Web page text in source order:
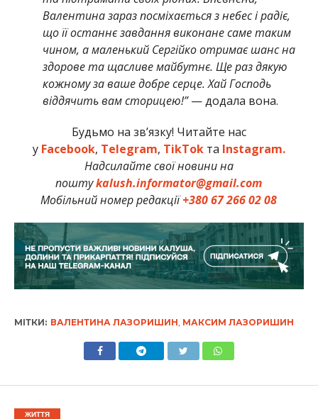
Валентина зараз посміхається з небес і радіє,
що її останнє завдання виконане саме таким
чином, а маленький Сергійко отримає шанс на
здорове та щасливе майбутнє. Ще раз дякую
кожному за ваше добре серце. Хай Господь
віддячить вам сторицею!”— додала вона.
Будьмо на зв’язку! Читайте нас
у Facebook, Telegram, TikTokта Instagram.
Надсилайте свої новини на
поштуkalush.informator@gmail.com
Мобільний номер редакції+380 67 266 02 08
МІТКИ: ВАЛЕНТИНА ЛАЗОРИШИН МАКСИМ ЛАЗОРИШИН
ЖИТТЯ